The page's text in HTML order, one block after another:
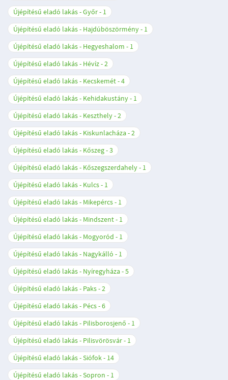
Újépítésű eladó lakás - Győr
1
Újépítésű eladó lakás - Hajdúböszörmény
1
Újépítésű eladó lakás - Hegyeshalom
1
Újépítésű eladó lakás - Hévíz 2
Újépítésű eladó lakás - Kecskemét 4
Újépítésű eladó lakás - Kehidakustány
1
Újépítésű eladó lakás - Keszthely 2
Újépítésű eladó lakás - Kiskunlacháza 2
Újépítésű eladó lakás - Kőszeg 3
Újépítésű eladó lakás - Kőszegszerdahely
1
Újépítésű eladó lakás - Kulcs
1
Újépítésű eladó lakás - Mikepércs
1
Újépítésű eladó lakás - Mindszent
1
Újépítésű eladó lakás - Mogyoród
1
Újépítésű eladó lakás - Nagykálló
1
Újépítésű eladó lakás - Nyíregyháza 5
Újépítésű eladó lakás - Paks 2
Újépítésű eladó lakás - Pécs 6
Újépítésű eladó lakás - Pilisborosjenő
1
Újépítésű eladó lakás - Pilisvörösvár
1
Újépítésű eladó lakás - Siófok
14
Újépítésű eladó lakás - Sopron
1